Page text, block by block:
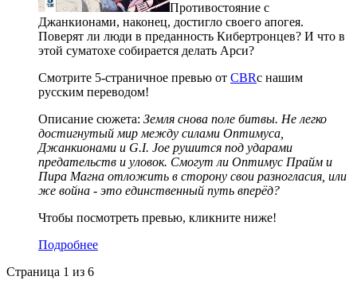
Противостояние с
Джанкионами, наконец, достигло своего апогея.
Поверят ли люди в преданность Кибертронцев? И что в
этой суматохе собирается делать Арси?
Смотрите 5-страничное превью от CBRс нашим
русским переводом!
Описание сюжета: Земля снова поле битвы. Не легко
достигнутый мир между силами Оптимуса,
Джанкионами и G.I. Joe рушится под ударами
предательств и уловок. Смогут ли Оптимус Прайм и
Пира Магна отложить в сторону свои разногласия, или
же война - это единственный путь вперёд?
Чтобы посмотреть превью, кликните ниже!
Подробнее
Страница 1 из 6